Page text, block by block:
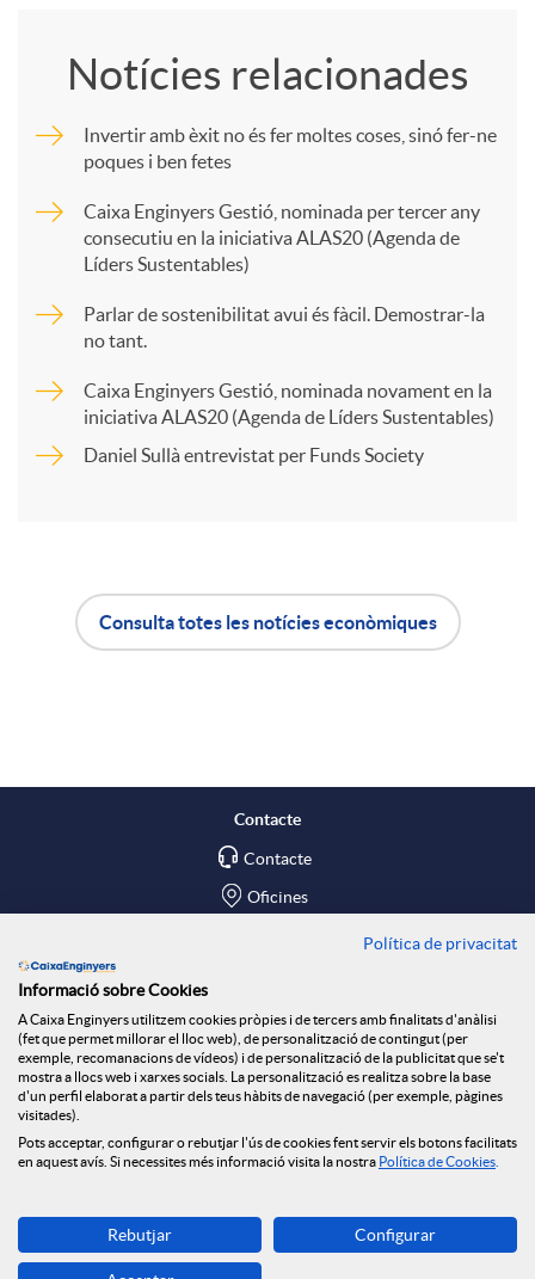
a
x
e
s
S
o
Notícies relacionades
Invertir amb èxit no és fer moltes coses, sinó fer-ne
poques i ben fetes
Caixa Enginyers Gestió, nominada per tercer any
consecutiu en la iniciativa ALAS20 (Agenda de
Líders Sustentables)
Parlar de sostenibilitat avui és fàcil. Demostrar-la
no tant.
Caixa Enginyers Gestió, nominada novament en la
iniciativa ALAS20 (Agenda de Líders Sustentables)
Daniel Sullà entrevistat per Funds Society
c
a
c
o
n
n
o
i
Consulta totes les notícies econòmiques
Contacte
Contacte
Oficines
Social Room
Seguretat Online
Descarrega-la ara
Banca MOBILE
Política de privacitat
Informació sobre Cookies
A Caixa Enginyers utilitzem cookies pròpies i de tercers amb finalitats d'anàlisi
(fet que permet millorar el lloc web), de personalització de contingut (per
exemple, recomanacions de vídeos) i de personalització de la publicitat que se't
mostra a llocs web i xarxes socials. La personalització es realitza sobre la base
d'un perfil elaborat a partir dels teus hàbits de navegació (per exemple, pàgines
visitades).
Pots acceptar, configurar o rebutjar l'ús de cookies fent servir els botons facilitats
en aquest avís. Si necessites més informació visita la nostra Política de Cookies
Rebutjar Configurar